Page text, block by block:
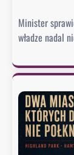
Minister
władze nadal